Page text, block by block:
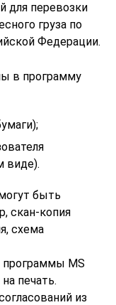
для перевозки
груза по
Федерации.
в программу
виде).
быть
скан-копия
схема
программы MS
печать.
из